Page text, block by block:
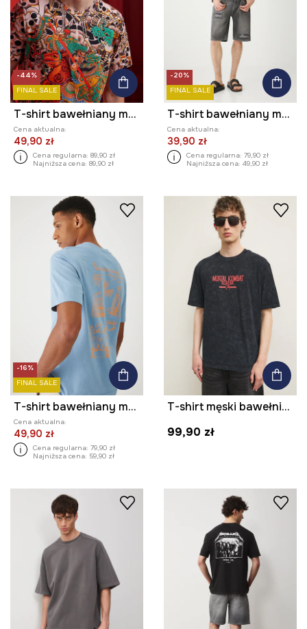
-44%
FINAL SALE
T-shirt bawełniany męski z elastanem Tattoo Art by Boren Huang – Horiren 彫壬
Cena aktualna:
49,90 zł
Cena regularna: 89,90 zł
Najniższa cena: 89,90 zł
-20%
FINAL SALE
T-shirt bawełniany męski bez rękawów kolor czarny
Cena aktualna:
39,90 zł
Cena regularna: 79,90 zł
Najniższa cena: 49,90 zł
-16%
FINAL SALE
T-shirt bawełniany męski z nadrukiem i haftem kolor niebieski
Cena aktualna:
49,90 zł
Cena regularna: 79,90 zł
Najniższa cena: 59,90 zł
T-shirt męski bawełniany Mortal Kombat
99,90 zł